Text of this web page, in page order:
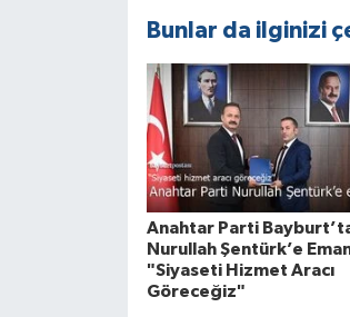
Bunlar da ilginizi
Anahtar Parti
Nurullah Şentürk’e
"Siyaseti Hizmet Aracı
Göreceğiz"